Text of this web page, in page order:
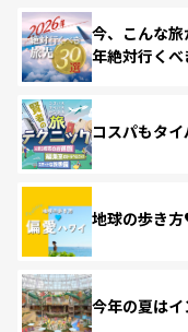
今、こんな
年絶対行く
コスパもタ
地球の歩き
今年の夏はイ